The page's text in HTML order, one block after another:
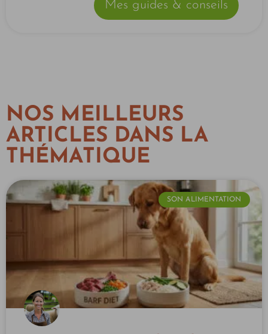
Mes guides & conseils
NOS MEILLEURS
ARTICLES DANS LA
THÉMATIQUE
SON ALIMENTATION